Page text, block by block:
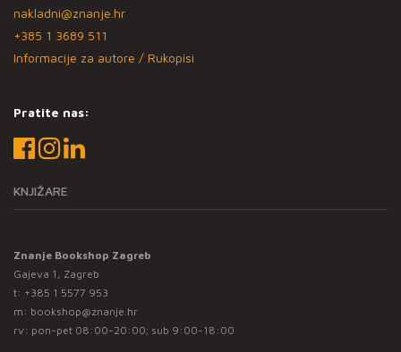
nakladni@znanje.hr
+385 1 3689 511
Informacije za autore / Rukopisi
Pratite nas:
KNJIŽARE
Znanje Bookshop Zagreb
Gajeva 1, Zagreb
t: +385 1 5577 953
m: bookshop@znanje.hr
rv: pon-pet 08:00-20:00; sub 9:00-18:00